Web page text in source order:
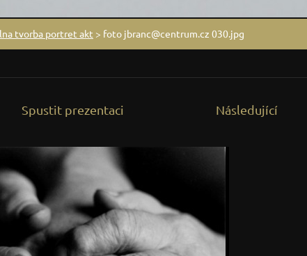
tvorba portret akt > foto jbranc@centrum.cz 030.jpg
Spustit prezentaci Následující